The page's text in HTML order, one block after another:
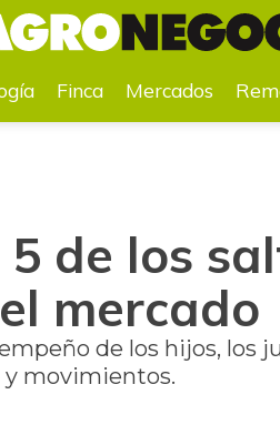
Finca Mercados
de los
mercado
de los hijos, los
movimientos.